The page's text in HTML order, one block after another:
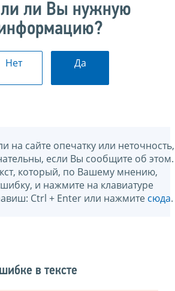
ли Вы нужную
Нет Да
на сайте опечатку или неточность,
если Вы сообщите об этом.
который, по Вашему мнению,
и нажмите на клавиатуре
Ctrl + Enter или нажмите сюда.
в тексте